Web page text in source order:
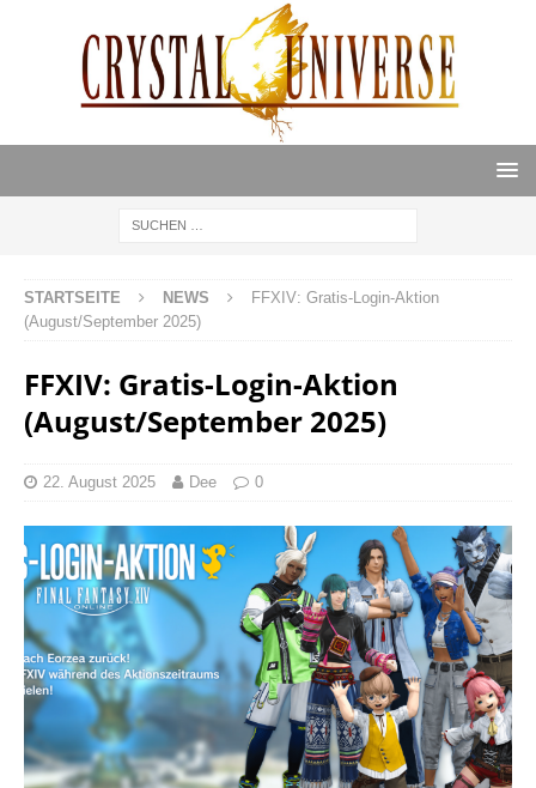
STARTSEITE NEWS
FFXIV: Gratis-Login-Aktion
(August/September 2025)
FFXIV: Gratis-Login-Aktion
(August/September 2025)
22. August 2025 Dee 0